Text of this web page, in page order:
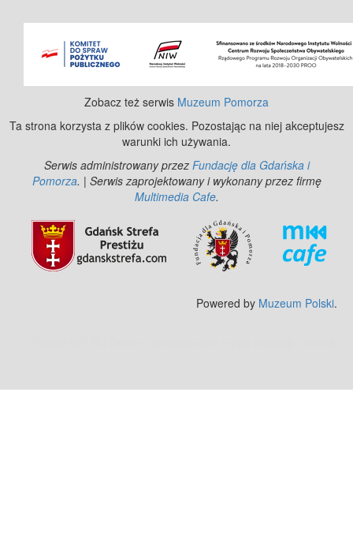
Zobacz też serwis Muzeum Pomorza
Ta strona korzysta z plików cookies. Pozostając na niej akceptujesz
warunki ich używania.
Serwis administrowany przez Fundację dla Gdańska i
Pomorza. | Serwis zaprojektowany i wykonany przez firmę
Multimedia Cafe.
Powered by Muzeum Polski.